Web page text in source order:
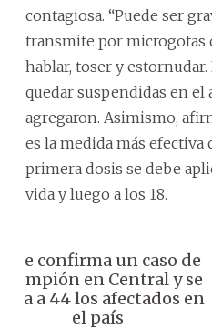
contagiosa. “Puede ser
transmite por microgotas
hablar, toser y
quedar suspendidas en el
agregaron. Asimismo,
es la medida más efectiva
primera dosis se debe
vida y luego a los 18.
Se confirma un caso de
en Central y se
a 44 los afectados en
el país